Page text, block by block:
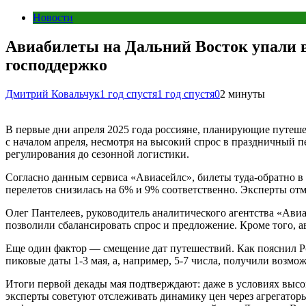
Новости
Авиабилеты на Дальний Восток упали
господдержко
Дмитрий Ковальчук1 год спустя1 год спустя02 минуты
В первые дни апреля 2025 года россияне, планирующие
с началом апреля, несмотря на высокий спрос в праздничный
регулирования до сезонной логистики.
Согласно данным сервиса «Авиасейлс», билеты туда-
перелетов снизилась на 6% и 9% соответственно. Эксперты
Олег Пантелеев, руководитель аналитического агентства
позволили сбалансировать спрос и предложение. Кроме того,
Еще один фактор — смещение дат путешествий. Как пояснил
пиковые даты 1-3 мая, а, например, 5-7 числа, получили
Итоги первой декады мая подтверждают: даже в условиях
эксперты советуют отслеживать динамику цен через